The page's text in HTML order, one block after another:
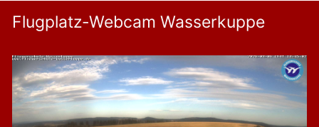
Flugplatz-Webcam Wasserkuppe